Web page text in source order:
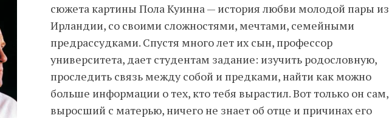
сюжета картины Пола Куинна — история любви молодой пары из
Ирландии, со своими сложностями, мечтами, семейными
предрассудками. Спустя много лет их сын, профессор
университета, дает студентам задание: изучить родословную,
проследить связь между собой и предками, найти как можно
больше информации о тех, кто тебя вырастил. Вот только он сам,
выросший с матерью, ничего не знает об отце и причинах его